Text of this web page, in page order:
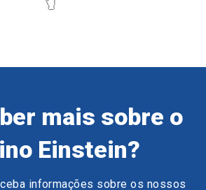
mais sobre o
Einstein?
informações sobre os nossos